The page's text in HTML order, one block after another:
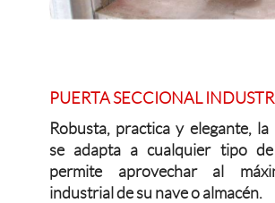
PUERTA SECCIONAL
Robusta, practica y elegante, la
se adapta a cualquier tipo
permite aprovechar al
industrial de su nave o almacén.